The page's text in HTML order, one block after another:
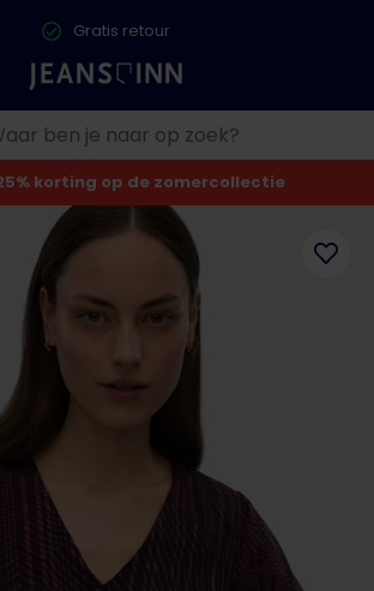
Gratis retour
korting op de zomercollectie